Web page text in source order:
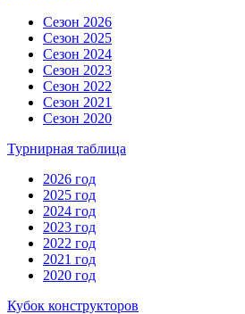
Сезон 2026
Сезон 2025
Сезон 2024
Сезон 2023
Сезон 2022
Сезон 2021
Сезон 2020
Турнирная таблица
2026 год
2025 год
2024 год
2023 год
2022 год
2021 год
2020 год
Кубок конструкторов